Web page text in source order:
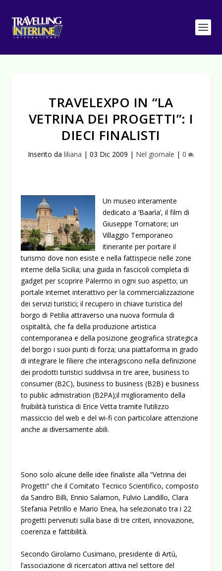
TRAVELEXPO IN “LA
VETRINA DEI PROGETTI”: I
DIECI FINALISTI
Inserito da liliana | 03 Dic 2009 | Nel giornale | 0
Un museo interamente
dedicato a ‘Baarìa’, il film di
Giuseppe Tornatore; un
Villaggio Temporaneo
itinerante per portare il
turismo dove non esiste e nella fattispecie nelle zone
interne della Sicilia; una guida in fascicoli completa di
gadget per scoprire Palermo in ogni suo aspetto; un
portale internet interattivo per la commercializzazione
dei servizi turistici; il recupero in chiave turistica del
borgo di Petilia attraverso una nuova formula di
ospitalità, che fa della produzione artistica
contemporanea e della posizione geografica strategica
del borgo i suoi punti di forza; una piattaforma in grado
di integrare le filiere che interagiscono nella definizione
dei prodotti turistici suddivisa in tre aree, business to
consumer (B2C), business to business (B2B) e business
to public admistration (B2PA);il miglioramento della
fruibilità turistica di Erice Vetta tramite l’utilizzo
massiccio del web e del wi-fi con particolare attenzione
anche ai diversamente abili.
Sono solo alcune delle idee finaliste alla “Vetrina dei
Progetti” che il Comitato Tecnico Scientifico, composto
da Sandro Billi, Ennio Salamon, Fulvio Landillo, Clara
Stefania Petrillo e Mario Enea, ha selezionato tra i 22
progetti pervenuti sulla base di tre criteri, innovazione,
coerenza e fattibilità.
Secondo Girolamo Cusimano, presidente di Artù,
l’associazione di ricercatori attiva nel settore del